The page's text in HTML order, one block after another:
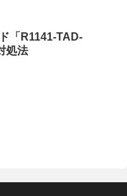
「R1141-TAD-
処法